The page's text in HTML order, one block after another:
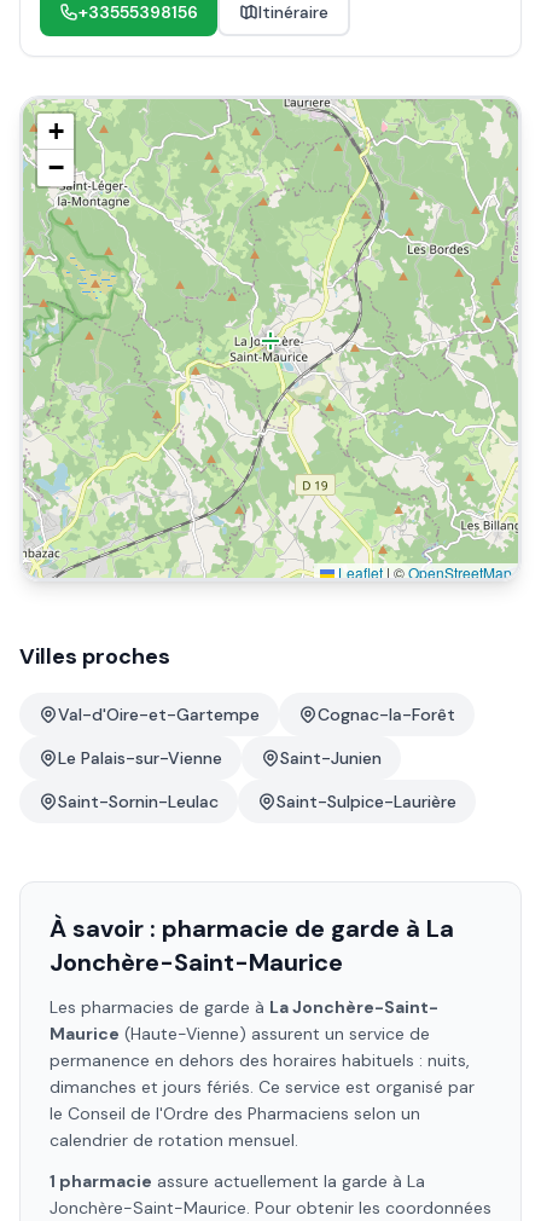
+33555398156 Itinéraire
+
−
Leaflet | ©OpenStreetMap
Villes proches
Val-d'Oire-et-Gartempe
Cognac-la-Forêt
Le Palais-sur-Vienne
Saint-Junien
Saint-Sornin-Leulac
Saint-Sulpice-Laurière
À savoir : pharmacie de garde à La
Jonchère-Saint-Maurice
Les pharmacies de garde à La Jonchère-Saint-
Maurice (Haute-Vienne) assurent un service de
permanence en dehors des horaires habituels : nuits,
dimanches et jours fériés. Ce service est organisé par
le Conseil de l'Ordre des Pharmaciens selon un
calendrier de rotation mensuel.
1 pharmacie assure actuellement la garde à La
Jonchère-Saint-Maurice. Pour obtenir les coordonnées